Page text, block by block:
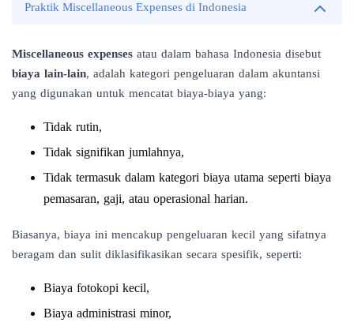
Praktik Miscellaneous Expenses di Indonesia
Miscellaneous expenses atau dalam bahasa Indonesia disebut
biaya lain-lain, adalah kategori pengeluaran dalam akuntansi
yang digunakan untuk mencatat biaya-biaya yang:
Tidak rutin,
Tidak signifikan jumlahnya,
Tidak termasuk dalam kategori biaya utama seperti biaya
pemasaran, gaji, atau operasional harian.
Biasanya, biaya ini mencakup pengeluaran kecil yang sifatnya
beragam dan sulit diklasifikasikan secara spesifik, seperti:
Biaya fotokopi kecil,
Biaya administrasi minor,